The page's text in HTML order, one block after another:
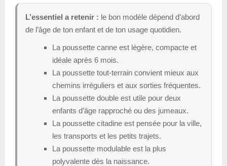
L’essentiel a retenir : le bon modèle dépend d’abord
de l’âge de ton enfant et de ton usage quotidien.
La poussette canne est légère, compacte et
idéale après 6 mois.
La poussette tout-terrain convient mieux aux
chemins irréguliers et aux sorties fréquentes.
La poussette double est utile pour deux
enfants d’âge rapproché ou des jumeaux.
La poussette citadine est pensée pour la ville,
les transports et les petits trajets.
La poussette modulable est la plus
polyvalente dès la naissance.